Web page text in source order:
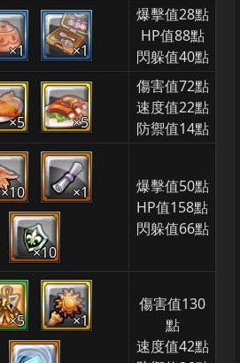
×1 ×1
爆擊值28點
HP值88點
閃躲值40點
×5 ×5
傷害值72點
速度值22點
防禦值14點
×10 ×1
×10
爆擊值50點
HP值158點
閃躲值66點
×5 ×1
傷害值130
點
速度值42點